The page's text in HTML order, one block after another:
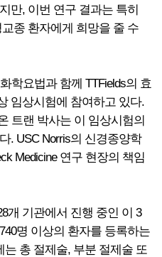
만, 이번 연구 결과는 특히
종 환자에게 희망을 줄 수
학요법과 함께 TTFields의 효
임상시험에 참여하고 있다.
트랜 박사는 이 임상시험의
. USC Norris의 신경종양학
Medicine 연구 현장의 책임
개 기관에서 진행 중인 이 3
명 이상의 환자를 등록하는
총 절제술, 부분 절제술 또